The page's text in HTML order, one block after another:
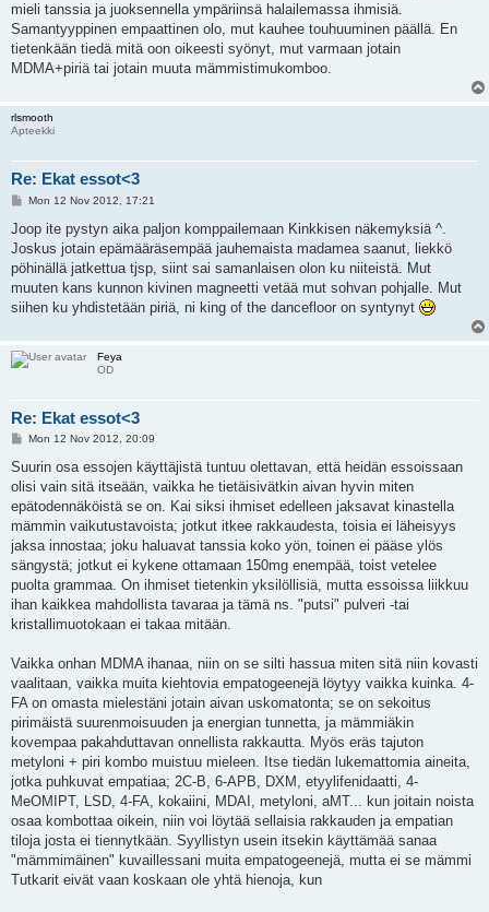
mieli tanssia ja juoksennella ympäriinsä halailemassa ihmisiä.
Samantyyppinen empaattinen olo, mut kauhee touhuuminen päällä. En
tietenkään tiedä mitä oon oikeesti syönyt, mut varmaan jotain
MDMA+piriä tai jotain muuta mämmistimukomboo.
rlsmooth
Apteekki
Re: Ekat essot<3
P
s
Mon 12 Nov 2012, 17:21
Joop ite pystyn aika paljon komppailemaan Kinkkisen näkemyksiä ^.
Joskus jotain epämääräsempää jauhemaista madamea saanut, liekkö
pöhinällä jatkettua tjsp, siint sai samanlaisen olon ku niiteistä. Mut
muuten kans kunnon kivinen magneetti vetää mut sohvan pohjalle. Mut
siihen ku yhdistetään piriä, ni king of the dancefloor on syntynyt
Feya
OD
Re: Ekat essot<3
P
s
Mon 12 Nov 2012, 20:09
Suurin osa essojen käyttäjistä tuntuu olettavan, että heidän essoissaan
olisi vain sitä itseään, vaikka he tietäisivätkin aivan hyvin miten
epätodennäköistä se on. Kai siksi ihmiset edelleen jaksavat kinastella
mämmin vaikutustavoista; jotkut itkee rakkaudesta, toisia ei läheisyys
jaksa innostaa; joku haluavat tanssia koko yön, toinen ei pääse ylös
sängystä; jotkut ei kykene ottamaan 150mg enempää, toist vetelee
puolta grammaa. On ihmiset tietenkin yksilöllisiä, mutta essoissa liikkuu
ihan kaikkea mahdollista tavaraa ja tämä ns. "putsi" pulveri -tai
kristallimuotokaan ei takaa mitään.
Vaikka onhan MDMA ihanaa, niin on se silti hassua miten sitä niin kovasti
vaalitaan, vaikka muita kiehtovia empatogeenejä löytyy vaikka kuinka. 4-
FA on omasta mielestäni jotain aivan uskomatonta; se on sekoitus
pirimäistä suurenmoisuuden ja energian tunnetta, ja mämmiäkin
kovempaa pakahduttavan onnellista rakkautta. Myös eräs tajuton
metyloni + piri kombo muistuu mieleen. Itse tiedän lukemattomia aineita,
jotka puhkuvat empatiaa; 2C-B, 6-APB, DXM, etyylifenidaatti, 4-
MeOMIPT, LSD, 4-FA, kokaiini, MDAI, metyloni, aMT... kun joitain noista
osaa kombottaa oikein, niin voi löytää sellaisia rakkauden ja empatian
tiloja josta ei tiennytkään. Syyllistyn usein itsekin käyttämää sanaa
"mämmimäinen" kuvaillessani muita empatogeenejä, mutta ei se mämmi
Tutkarit eivät vaan koskaan ole yhtä hienoja, kun